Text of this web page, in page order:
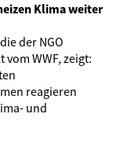
Klima weiter
der NGO
WWF, zeigt:
reagieren
und